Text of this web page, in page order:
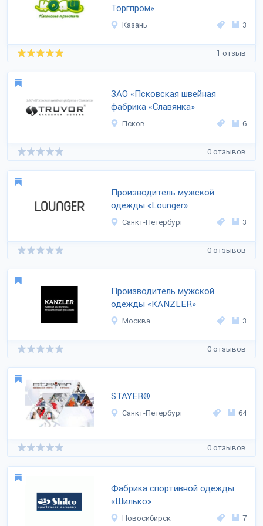
Торгпром»
Казань 3
1 отзыв
ЗАО «Псковская швейная
фабрика «Славянка»
Псков 6
0 отзывов
Производитель мужской
одежды «Lounger»
Санкт-Петербург 3
0 отзывов
Производитель мужской
одежды «KANZLER»
Москва 3
0 отзывов
STAYER®
Санкт-Петербург 64
0 отзывов
Фабрика спортивной одежды
«Шилько»
Новосибирск 7